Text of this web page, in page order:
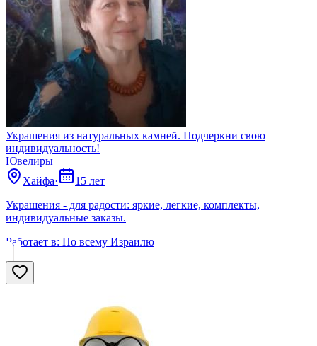
Украшения из натуральных камней. Подчеркни свою
индивидуальность!
Ювелиры
Хайфа·
15 лет
Украшения - для радости: яркие, легкие, комплекты,
индивидуальные заказы.
Работает в: По всему Израилю